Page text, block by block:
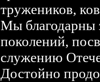
тружеников,
Мы благодарны
поколений,
служению
Достойно